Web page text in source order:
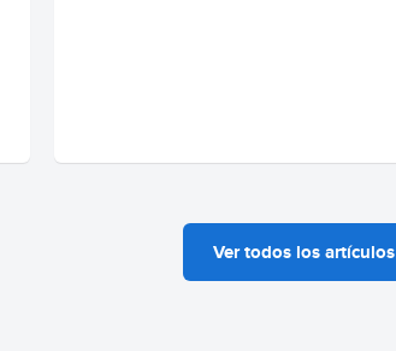
Ver todos los artículos